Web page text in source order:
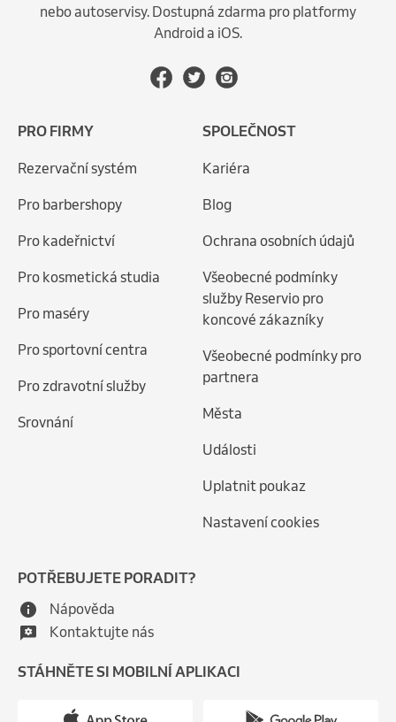
nebo autoservisy. Dostupná zdarma pro platformy
Android a iOS.
PRO FIRMY
Rezervační systém
Pro barbershopy
Pro kadeřnictví
Pro kosmetická studia
Pro maséry
Pro sportovní centra
Pro zdravotní služby
Srovnání
SPOLEČNOST
Kariéra
Blog
Ochrana osobních údajů
Všeobecné podmínky
služby Reservio pro
koncové zákazníky
Všeobecné podmínky pro
partnera
Města
Události
Uplatnit poukaz
Nastavení cookies
POTŘEBUJETE PORADIT?
Nápověda
Kontaktujte nás
STÁHNĚTE SI MOBILNÍ APLIKACI